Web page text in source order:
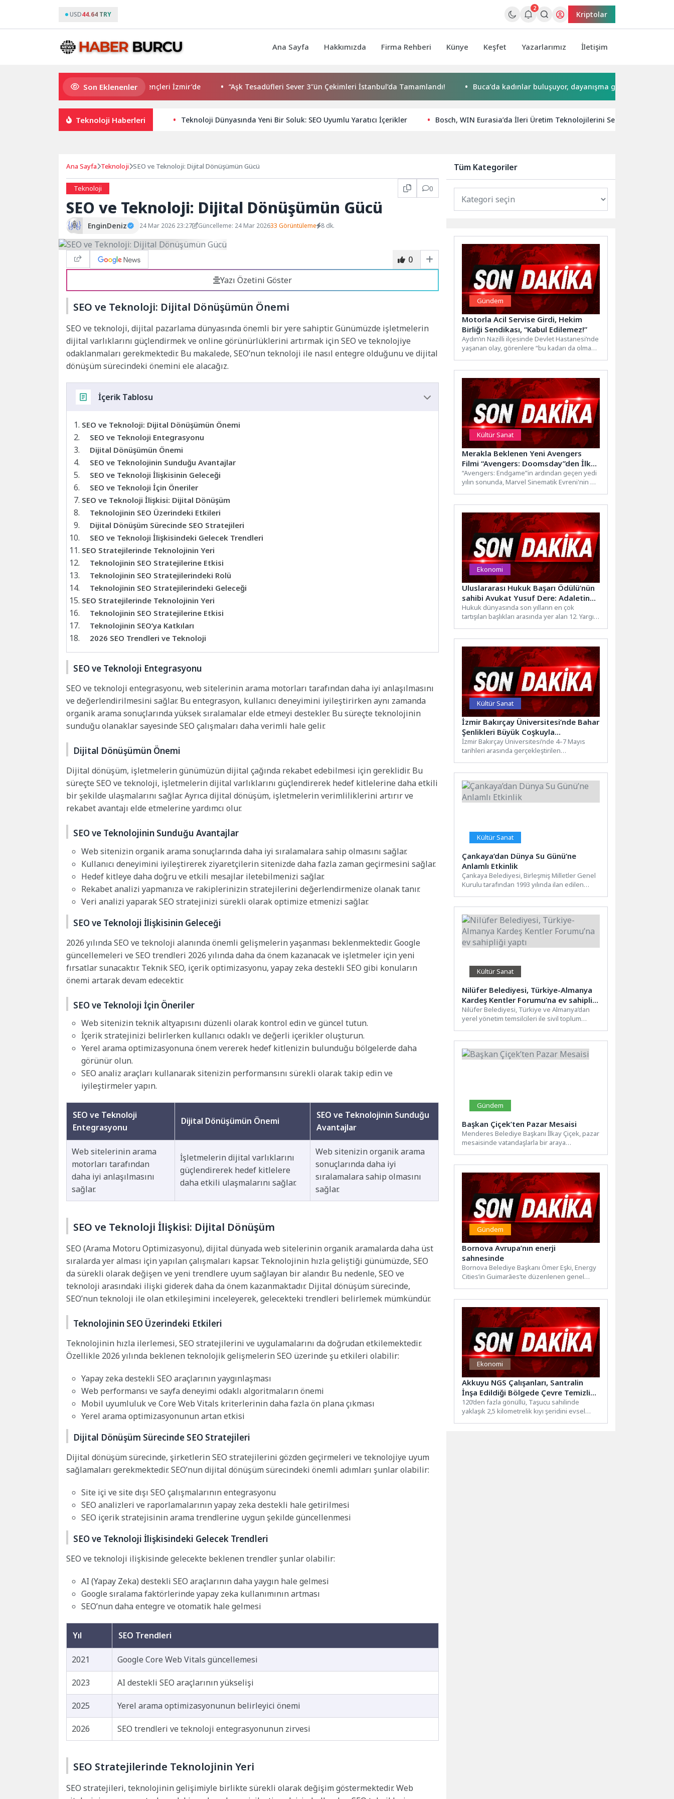
USD44.64 TRY
2
Kriptolar
Ana Sayfa Hakkımızda Firma Rehberi Künye Keşfet Yazarlarımız İletişim
Son Eklenenler
Avrupa Drama Buluşmaları gençleri İzmir’de “Aşk Tesadüfleri Sever 3″ün Çekimleri İstanbul’da Tamamlandı! Buca’da kadınlar buluşuyor, dayanışma güçleniyor
Teknoloji Haberleri Teknoloji Dünyasında Yeni Bir Soluk: SEO Uyumlu Yaratıcı İçerikler Bosch, WIN Eurasia’da İleri Üretim Teknolojilerini Sergiliyor
Ana Sayfa Teknoloji SEO ve Teknoloji: Dijital Dönüşümün Gücü
Teknoloji 0
SEO ve Teknoloji: Dijital Dönüşümün Gücü
EnginDeniz 24 Mar 2026 23:27 Güncelleme: 24 Mar 202633 Görüntüleme 8 dk.
0
Yazı Özetini Göster
SEO ve Teknoloji: Dijital Dönüşümün Önemi
SEO ve teknoloji, dijital pazarlama dünyasında önemli bir yere sahiptir. Günümüzde işletmelerin
dijital varlıklarını güçlendirmek ve online görünürlüklerini artırmak için SEO ve teknolojiye
odaklanmaları gerekmektedir. Bu makalede, SEO’nun teknoloji ile nasıl entegre olduğunu ve dijital
dönüşüm sürecindeki önemini ele alacağız.
İçerik Tablosu
SEO ve Teknoloji: Dijital Dönüşümün Önemi
SEO ve Teknoloji Entegrasyonu
Dijital Dönüşümün Önemi
SEO ve Teknolojinin Sunduğu Avantajlar
SEO ve Teknoloji İlişkisinin Geleceği
SEO ve Teknoloji İçin Öneriler
SEO ve Teknoloji İlişkisi: Dijital Dönüşüm
Teknolojinin SEO Üzerindeki Etkileri
Dijital Dönüşüm Sürecinde SEO Stratejileri
SEO ve Teknoloji İlişkisindeki Gelecek Trendleri
SEO Stratejilerinde Teknolojinin Yeri
Teknolojinin SEO Stratejilerine Etkisi
Teknolojinin SEO Stratejilerindeki Rolü
Teknolojinin SEO Stratejilerindeki Geleceği
SEO Stratejilerinde Teknolojinin Yeri
Teknolojinin SEO Stratejilerine Etkisi
Teknolojinin SEO’ya Katkıları
2026 SEO Trendleri ve Teknoloji
SEO ve Teknoloji Entegrasyonu
SEO ve teknoloji entegrasyonu, web sitelerinin arama motorları tarafından daha iyi anlaşılmasını
ve değerlendirilmesini sağlar. Bu entegrasyon, kullanıcı deneyimini iyileştirirken aynı zamanda
organik arama sonuçlarında yüksek sıralamalar elde etmeyi destekler. Bu süreçte teknolojinin
sunduğu olanaklar sayesinde SEO çalışmaları daha verimli hale gelir.
Dijital Dönüşümün Önemi
Dijital dönüşüm, işletmelerin günümüzün dijital çağında rekabet edebilmesi için gereklidir. Bu
süreçte SEO ve teknoloji, işletmelerin dijital varlıklarını güçlendirerek hedef kitlelerine daha etkili
bir şekilde ulaşmalarını sağlar. Ayrıca dijital dönüşüm, işletmelerin verimliliklerini artırır ve
rekabet avantajı elde etmelerine yardımcı olur.
SEO ve Teknolojinin Sunduğu Avantajlar
Web sitenizin organik arama sonuçlarında daha iyi sıralamalara sahip olmasını sağlar.
Kullanıcı deneyimini iyileştirerek ziyaretçilerin sitenizde daha fazla zaman geçirmesini sağlar.
Hedef kitleye daha doğru ve etkili mesajlar iletebilmenizi sağlar.
Rekabet analizi yapmanıza ve rakiplerinizin stratejilerini değerlendirmenize olanak tanır.
Veri analizi yaparak SEO stratejinizi sürekli olarak optimize etmenizi sağlar.
SEO ve Teknoloji İlişkisinin Geleceği
2026 yılında SEO ve teknoloji alanında önemli gelişmelerin yaşanması beklenmektedir. Google
güncellemeleri ve SEO trendleri 2026 yılında daha da önem kazanacak ve işletmeler için yeni
fırsatlar sunacaktır. Teknik SEO, içerik optimizasyonu, yapay zeka destekli SEO gibi konuların
önemi artarak devam edecektir.
SEO ve Teknoloji İçin Öneriler
Web sitenizin teknik altyapısını düzenli olarak kontrol edin ve güncel tutun.
İçerik stratejinizi belirlerken kullanıcı odaklı ve değerli içerikler oluşturun.
Yerel arama optimizasyonuna önem vererek hedef kitlenizin bulunduğu bölgelerde daha
görünür olun.
SEO analiz araçları kullanarak sitenizin performansını sürekli olarak takip edin ve
iyileştirmeler yapın.
SEO ve Teknoloji
Entegrasyonu
Dijital Dönüşümün Önemi
SEO ve Teknolojinin Sunduğu
Avantajlar
Web sitelerinin arama
motorları tarafından
daha iyi anlaşılmasını
sağlar.
İşletmelerin dijital varlıklarını
güçlendirerek hedef kitlelere
daha etkili ulaşmalarını sağlar.
Web sitenizin organik arama
sonuçlarında daha iyi
sıralamalara sahip olmasını
sağlar.
SEO ve Teknoloji İlişkisi: Dijital Dönüşüm
SEO (Arama Motoru Optimizasyonu), dijital dünyada web sitelerinin organik aramalarda daha üst
sıralarda yer alması için yapılan çalışmaları kapsar. Teknolojinin hızla geliştiği günümüzde, SEO
da sürekli olarak değişen ve yeni trendlere uyum sağlayan bir alandır. Bu nedenle, SEO ve
teknoloji arasındaki ilişki giderek daha da önem kazanmaktadır. Dijital dönüşüm sürecinde,
SEO’nun teknoloji ile olan etkileşimini inceleyerek, gelecekteki trendleri belirlemek mümkündür.
Teknolojinin SEO Üzerindeki Etkileri
Teknolojinin hızla ilerlemesi, SEO stratejilerini ve uygulamalarını da doğrudan etkilemektedir.
Özellikle 2026 yılında beklenen teknolojik gelişmelerin SEO üzerinde şu etkileri olabilir:
Yapay zeka destekli SEO araçlarının yaygınlaşması
Web performansı ve sayfa deneyimi odaklı algoritmaların önemi
Mobil uyumluluk ve Core Web Vitals kriterlerinin daha fazla ön plana çıkması
Yerel arama optimizasyonunun artan etkisi
Dijital Dönüşüm Sürecinde SEO Stratejileri
Dijital dönüşüm sürecinde, şirketlerin SEO stratejilerini gözden geçirmeleri ve teknolojiye uyum
sağlamaları gerekmektedir. SEO’nun dijital dönüşüm sürecindeki önemli adımları şunlar olabilir:
Site içi ve site dışı SEO çalışmalarının entegrasyonu
SEO analizleri ve raporlamalarının yapay zeka destekli hale getirilmesi
SEO içerik stratejisinin arama trendlerine uygun şekilde güncellenmesi
SEO ve Teknoloji İlişkisindeki Gelecek Trendleri
SEO ve teknoloji ilişkisinde gelecekte beklenen trendler şunlar olabilir:
AI (Yapay Zeka) destekli SEO araçlarının daha yaygın hale gelmesi
Google sıralama faktörlerinde yapay zeka kullanımının artması
SEO’nun daha entegre ve otomatik hale gelmesi
Yıl SEO Trendleri
2021 Google Core Web Vitals güncellemesi
2023 AI destekli SEO araçlarının yükselişi
2025 Yerel arama optimizasyonunun belirleyici önemi
2026 SEO trendleri ve teknoloji entegrasyonunun zirvesi
SEO Stratejilerinde Teknolojinin Yeri
SEO stratejileri, teknolojinin gelişimiyle birlikte sürekli olarak değişim göstermektedir. Web
Tüm Kategoriler
Gündem
Motorla Acil Servise Girdi, Hekim
Birliği Sendikası, “Kabul Edilemez!”
Aydın’ın Nazilli ilçesinde Devlet Hastanesi’nde
yaşanan olay, görenlere “bu kadarı da olmaz”
Kültür Sanat
Merakla Beklenen Yeni Avengers
Filmi “Avengers: Doomsday”den İlk
Fragman Yayımlandı
“Avengers: Endgame”in ardından geçen yedi
yılın sonunda, Marvel Sinematik Evreni'nin en
Ekonomi
Uluslararası Hukuk Başarı Ödülü’nün
sahibi Avukat Yusuf Dere: Adaletin
gücü, hukukun kurallarına sadakatle
ölçülür
Hukuk dünyasında son yılların en çok
tartışılan başlıkları arasında yer alan 12. Yargı
Kültür Sanat
İzmir Bakırçay Üniversitesi’nde Bahar
Şenlikleri Büyük Coşkuyla
Gerçekleştirildi
İzmir Bakırçay Üniversitesi’nde 4–7 Mayıs
tarihleri arasında gerçekleştirilen
Kültür Sanat
Çankaya’dan Dünya Su Günü’ne
Anlamlı Etkinlik
Çankaya Belediyesi, Birleşmiş Milletler Genel
Kurulu tarafından 1993 yılında ilan edilen
Kültür Sanat
Nilüfer Belediyesi, Türkiye-Almanya
Kardeş Kentler Forumu’na ev sahipliği
yaptı
Nilüfer Belediyesi, Türkiye ve Almanya’dan
yerel yönetim temsilcileri ile sivil toplum
Gündem
Başkan Çiçek’ten Pazar Mesaisi
Menderes Belediye Başkanı İlkay Çiçek, pazar
mesaisinde vatandaşlarla bir araya
Gündem
Bornova Avrupa’nın enerji
sahnesinde
Bornova Belediye Başkanı Ömer Eşki, Energy
Cities’in Guimarães’te düzenlenen genel
Ekonomi
Akkuyu NGS Çalışanları, Santralin
İnşa Edildiği Bölgede Çevre Temizliği
Etkinliği Düzenledi
120’den fazla gönüllü, Taşucu sahilinde
yaklaşık 2,5 kilometrelik kıyı şeridini evsel